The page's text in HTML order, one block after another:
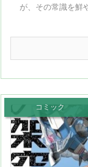
が、その常識を鮮
コミック